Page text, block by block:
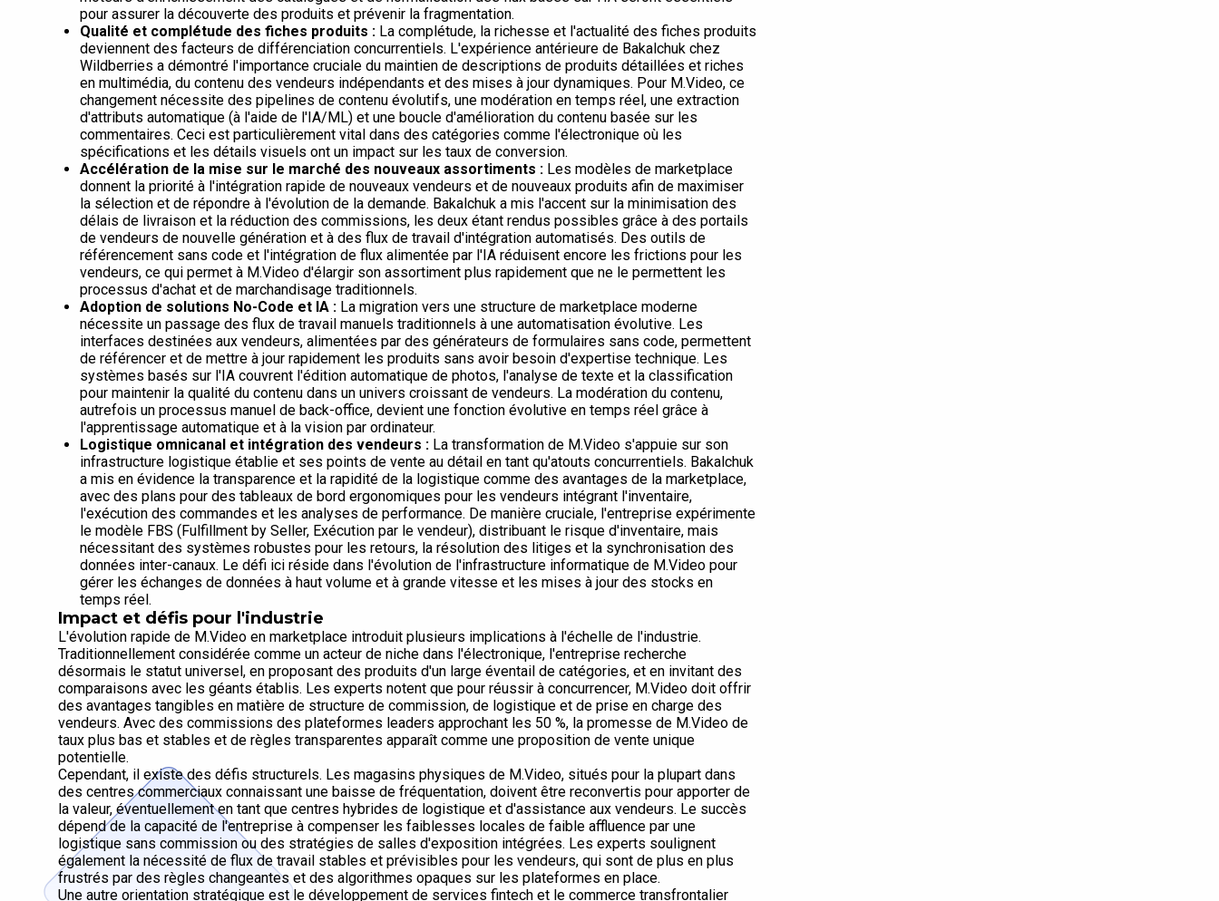
pour assurer la découverte des produits et prévenir la fragmentation.
Qualité et complétude des fiches produits : La complétude, la richesse et l'actualité des fiches produits
deviennent des facteurs de différenciation concurrentiels. L'expérience antérieure de Bakalchuk chez
Wildberries a démontré l'importance cruciale du maintien de descriptions de produits détaillées et riches
en multimédia, du contenu des vendeurs indépendants et des mises à jour dynamiques. Pour M.Video, ce
changement nécessite des pipelines de contenu évolutifs, une modération en temps réel, une extraction
d'attributs automatique (à l'aide de l'IA/ML) et une boucle d'amélioration du contenu basée sur les
commentaires. Ceci est particulièrement vital dans des catégories comme l'électronique où les
spécifications et les détails visuels ont un impact sur les taux de conversion.
Accélération de la mise sur le marché des nouveaux assortiments : Les modèles de marketplace
donnent la priorité à l'intégration rapide de nouveaux vendeurs et de nouveaux produits afin de maximiser
la sélection et de répondre à l'évolution de la demande. Bakalchuk a mis l'accent sur la minimisation des
délais de livraison et la réduction des commissions, les deux étant rendus possibles grâce à des portails
de vendeurs de nouvelle génération et à des flux de travail d'intégration automatisés. Des outils de
référencement sans code et l'intégration de flux alimentée par l'IA réduisent encore les frictions pour les
vendeurs, ce qui permet à M.Video d'élargir son assortiment plus rapidement que ne le permettent les
processus d'achat et de marchandisage traditionnels.
Adoption de solutions No-Code et IA : La migration vers une structure de marketplace moderne
nécessite un passage des flux de travail manuels traditionnels à une automatisation évolutive. Les
interfaces destinées aux vendeurs, alimentées par des générateurs de formulaires sans code, permettent
de référencer et de mettre à jour rapidement les produits sans avoir besoin d'expertise technique. Les
systèmes basés sur l'IA couvrent l'édition automatique de photos, l'analyse de texte et la classification
pour maintenir la qualité du contenu dans un univers croissant de vendeurs. La modération du contenu,
autrefois un processus manuel de back-office, devient une fonction évolutive en temps réel grâce à
l'apprentissage automatique et à la vision par ordinateur.
Logistique omnicanal et intégration des vendeurs : La transformation de M.Video s'appuie sur son
infrastructure logistique établie et ses points de vente au détail en tant qu'atouts concurrentiels. Bakalchuk
a mis en évidence la transparence et la rapidité de la logistique comme des avantages de la marketplace,
avec des plans pour des tableaux de bord ergonomiques pour les vendeurs intégrant l'inventaire,
l'exécution des commandes et les analyses de performance. De manière cruciale, l'entreprise expérimente
le modèle FBS (Fulfillment by Seller, Exécution par le vendeur), distribuant le risque d'inventaire, mais
nécessitant des systèmes robustes pour les retours, la résolution des litiges et la synchronisation des
données inter-canaux. Le défi ici réside dans l'évolution de l'infrastructure informatique de M.Video pour
gérer les échanges de données à haut volume et à grande vitesse et les mises à jour des stocks en
temps réel.
Impact et défis pour l'industrie
L'évolution rapide de M.Video en marketplace introduit plusieurs implications à l'échelle de l'industrie.
Traditionnellement considérée comme un acteur de niche dans l'électronique, l'entreprise recherche
désormais le statut universel, en proposant des produits d'un large éventail de catégories, et en invitant des
comparaisons avec les géants établis. Les experts notent que pour réussir à concurrencer, M.Video doit offrir
des avantages tangibles en matière de structure de commission, de logistique et de prise en charge des
vendeurs. Avec des commissions des plateformes leaders approchant les 50 %, la promesse de M.Video de
taux plus bas et stables et de règles transparentes apparaît comme une proposition de vente unique
potentielle.
Cependant, il existe des défis structurels. Les magasins physiques de M.Video, situés pour la plupart dans
des centres commerciaux connaissant une baisse de fréquentation, doivent être reconvertis pour apporter de
la valeur, éventuellement en tant que centres hybrides de logistique et d'assistance aux vendeurs. Le succès
dépend de la capacité de l'entreprise à compenser les faiblesses locales de faible affluence par une
logistique sans commission ou des stratégies de salles d'exposition intégrées. Les experts soulignent
également la nécessité de flux de travail stables et prévisibles pour les vendeurs, qui sont de plus en plus
frustrés par des règles changeantes et des algorithmes opaques sur les plateformes en place.
Une autre orientation stratégique est le développement de services fintech et le commerce transfrontalier